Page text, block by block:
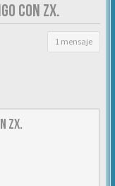
CON ZX.
1 mensaje
ZX.